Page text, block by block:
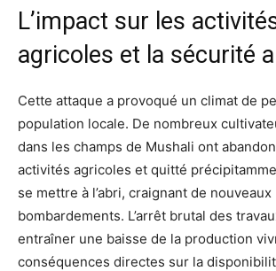
L’impact sur les
agricoles et la sécurité
Cette attaque a provoqué un climat de
population locale. De nombreux
dans les champs de Mushali ont
activités agricoles et quitté
se mettre à l’abri, craignant de nouveaux
bombardements. L’arrêt brutal des
entraîner une baisse de la production
conséquences directes sur la